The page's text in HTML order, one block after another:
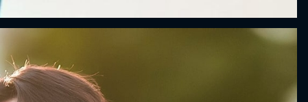
ĐĂNG NHẬP